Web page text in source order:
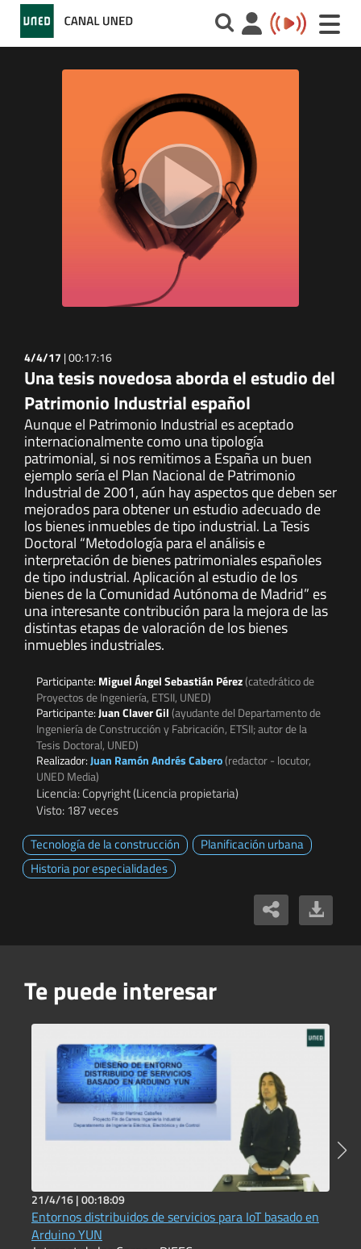
Toggle
4/4/17 |00:17:16
Una tesis novedosa aborda el estudio del
Patrimonio Industrial español
Aunque el Patrimonio Industrial es aceptado
internacionalmente como una tipología
patrimonial, si nos remitimos a España un buen
ejemplo sería el Plan Nacional de Patrimonio
Industrial de 2001, aún hay aspectos que deben ser
mejorados para obtener un estudio adecuado de
los bienes inmuebles de tipo industrial. La Tesis
Doctoral “Metodología para el análisis e
interpretación de bienes patrimoniales españoles
de tipo industrial. Aplicación al estudio de los
bienes de la Comunidad Autónoma de Madrid” es
una interesante contribución para la mejora de las
distintas etapas de valoración de los bienes
inmuebles industriales.
Participante: Miguel Ángel Sebastián Pérez(catedrático de
Proyectos de Ingeniería, ETSII, UNED)
Participante:Juan Claver Gil(ayudante del Departamento de
Ingeniería de Construcción y Fabricación, ETSII; autor de la
Tesis Doctoral, UNED)
Realizador:Juan Ramón Andrés Cabero(redactor - locutor,
UNED Media)
Licencia: Copyright (Licencia propietaria)
Visto: 187 veces
Tecnología de la construcción
Planificación urbana
Historia por especialidades
Te puede interesar
21/4/16 |00:18:09
Entornos distribuidos de servicios para IoT basado en
Arduino YUN